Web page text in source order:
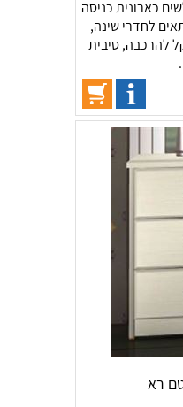
לשים כארונית כניסה
לחדרי שינה,
להרכבה, סיבית
רא